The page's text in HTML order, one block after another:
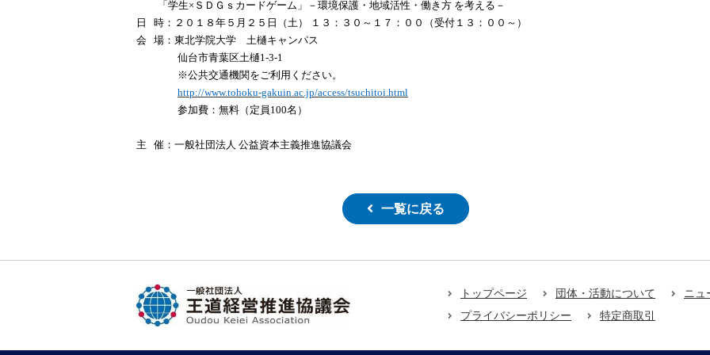
「学生×ＳＤＧｓカードゲーム」－環境保護・地域活性・働き方 を考える－
日 時：２０１８年５月２５日（土） １３：３０～１７：００（受付１３：００～）
会 場：東北学院大学 土樋キャンパス
仙台市青葉区土樋1-3-1
※公共交通機関をご利用ください。
http://www.tohoku-gakuin.ac.jp/access/tsuchitoi.html
参加費：無料（定員100名）
主 催：一般社団法人 公益資本主義推進協議会
一覧に戻る
トップページ 団体・活動について ニュ
プライバシーポリシー
特定商取引